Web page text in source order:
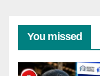
You missed